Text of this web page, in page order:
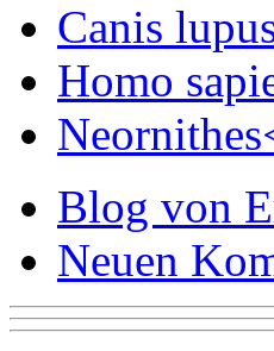
Canis
Homo
Blog von
Neuen